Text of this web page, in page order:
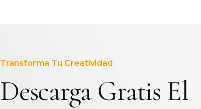
Transforma Tu Creatividad
Descarga Gratis El